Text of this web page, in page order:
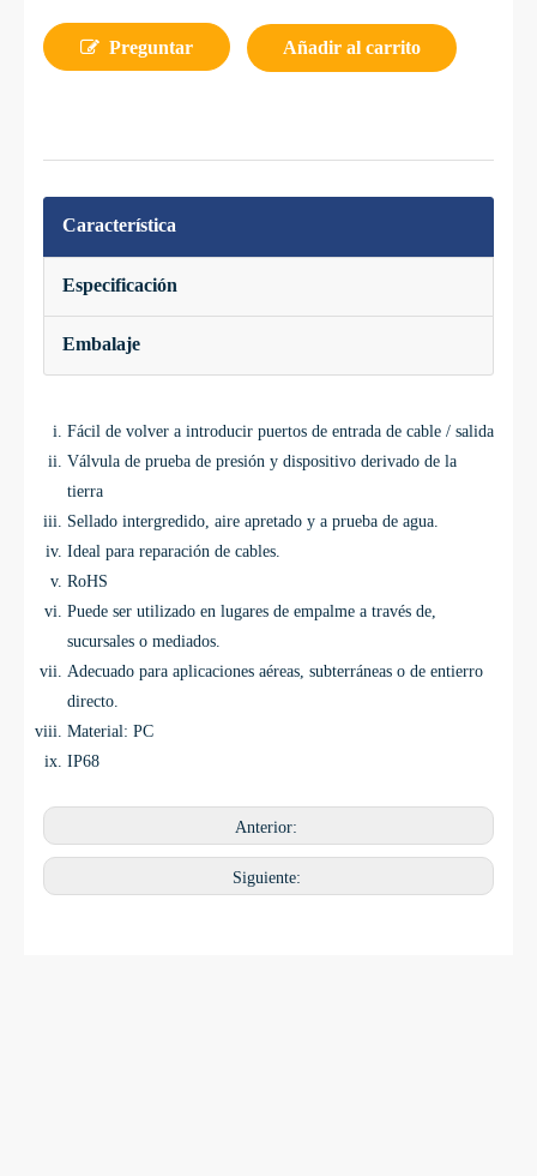
Preguntar Añadir al carrito
Característica
Especificación
Embalaje
Fácil de volver a introducir puertos de entrada de cable / salida
Válvula de prueba de presión y dispositivo derivado de la
tierra
Sellado intergredido, aire apretado y a prueba de agua.
Ideal para reparación de cables.
RoHS
Puede ser utilizado en lugares de empalme a través de,
sucursales o mediados.
Adecuado para aplicaciones aéreas, subterráneas o de entierro
directo.
Material: PC
IP68
Anterior:
Siguiente: